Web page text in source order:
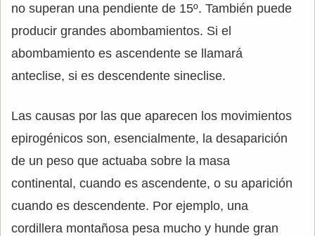
no superan una pendiente de 15º. También puede
producir grandes abombamientos. Si el
abombamiento es ascendente se llamará
anteclise, si es descendente sineclise.
Las causas por las que aparecen los movimientos
epirogénicos son, esencialmente, la desaparición
de un peso que actuaba sobre la masa
continental, cuando es ascendente, o su aparición
cuando es descendente. Por ejemplo, una
cordillera montañosa pesa mucho y hunde gran